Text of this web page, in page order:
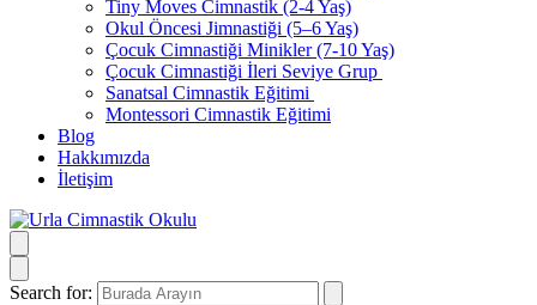
Tiny Moves Cimnastik (2-4 Yaş)
Okul Öncesi Jimnastiği (5–6 Yaş)
Çocuk Cimnastiği Minikler (7-10 Yaş)
Çocuk Cimnastiği İleri Seviye Grup
Sanatsal Cimnastik Eğitimi
Montessori Cimnastik Eğitimi
Blog
Hakkımızda
İletişim
Search for: